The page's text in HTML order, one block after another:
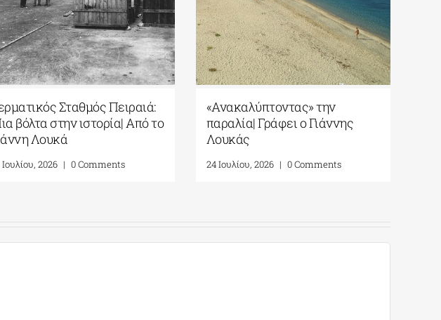
Σταθμός Πειραιά:
βόλτα στην ιστορία| Από το
Λουκά
2026 | 0 Comments
«Ανακαλύπτοντας» την
παραλία| Γράφει ο Γιάννης
Λουκάς
24 Ιουλίου, 2026 | 0 Comments